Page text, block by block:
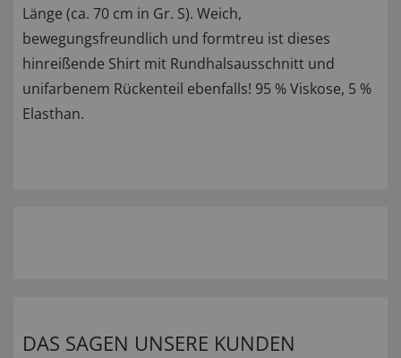
Länge (ca. 70 cm in Gr. S). Weich,
bewegungsfreundlich und formtreu ist dieses
hinreißende Shirt mit Rundhalsausschnitt und
unifarbenem Rückenteil ebenfalls! 95 % Viskose, 5 %
Elasthan.
DAS SAGEN UNSERE KUNDEN